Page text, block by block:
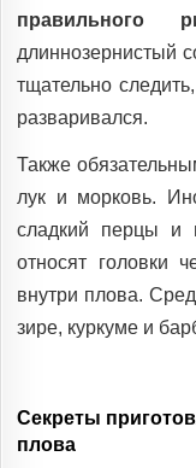
правильного
длиннозернистый
тщательно
разваривался.
Также
лук и морковь.
сладкий перцы и
относят головки
внутри плова.
зире, куркуме и
Секреты
плова